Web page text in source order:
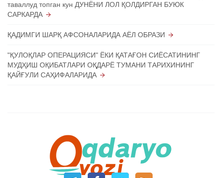
таваллуд топган кун ДУНЁНИ ЛОЛ ҚОЛДИРГАН БУЮК
САРКАРДА
ҚАДИМГИ ШАРҚ АФСОНАЛАРИДА АЁЛ ОБРАЗИ
"ҚУЛОҚЛАР ОПЕРАЦИЯСИ" ЁКИ ҚАТАҒОН СИЁСАТИНИНГ
МУДҲИШ ОҚИБАТЛАРИ ОҚДАРЁ ТУМАНИ ТАРИХИНИНГ
ҚАЙҒУЛИ САҲИФАЛАРИДА